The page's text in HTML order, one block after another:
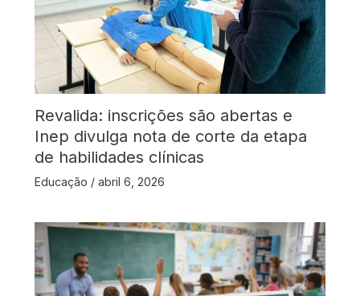
Revalida: inscrições são abertas e
Inep divulga nota de corte da etapa
de habilidades clínicas
Educação / abril 6, 2026